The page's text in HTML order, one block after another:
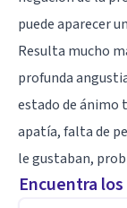
puede aparecer
Resulta mucho
profunda
estado de
apatía, falta de
le gustaban,
Encuentra